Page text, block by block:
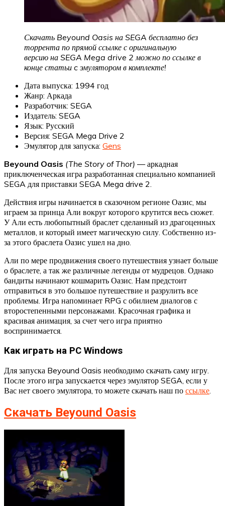
Скачать Beyound Oasis на SEGA бесплатно без
торрента по прямой ссылке с оригинальную
версию на SEGA Mega drive 2 можно по ссылке в
конце статьи c эмулятором в комплекте!
Дата выпуска: 1994 год
Жанр: Аркада
Разработчик: SEGA
Издатель: SEGA
Язык: Русский
Версия: SEGA Mega Drive 2
Эмулятор для запуска: Gens
Beyound Oasis (The Story of Thor) — аркадная
приключенческая игра разработанная специально компанией
SEGA для приставки SEGA Mega drive 2.
Действия игры начинается в сказочном регионе Оазис, мы
играем за принца Али вокруг которого крутится весь сюжет.
У Али есть любопытный браслет сделанный из драгоценных
металлов, и который имеет магическую силу. Собственно из-
за этого браслета Оазис ушел на дно.
Али по мере продвижения своего путешествия узнает больше
о браслете, а так же различные легенды от мудрецов. Однако
бандиты начинают кошмарить Оазис. Нам предстоит
отправиться в это большое путешествие и разрулить все
проблемы. Игра напоминает RPG с обилием диалогов с
второстепенными персонажами. Красочная графика и
красивая анимация, за счет чего игра приятно
воспринимается.
Как играть на PC Windows
Для запуска Beyound Oasis необходимо скачать саму игру.
После этого игра запускается через эмулятор SEGA, если у
Вас нет своего эмулятора, то можете скачать наш по ссылке.
Скачать Beyound Oasis